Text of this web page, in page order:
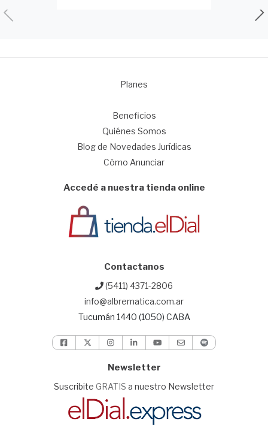
Planes
Beneficios
Quiénes Somos
Blog de Novedades Jurídicas
Cómo Anunciar
Accedé a nuestra tienda online
Contactanos
(5411) 4371-2806
info@albrematica.com.ar
Tucumán 1440 (1050) CABA
Newsletter
Suscribite GRATIS a nuestro Newsletter